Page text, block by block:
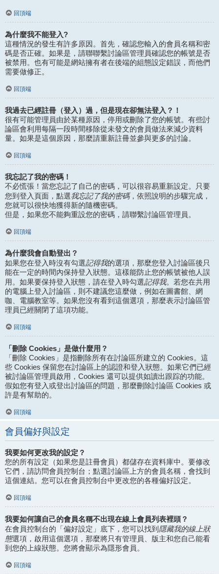
回頂端
為什麼我不能登入?
這種情況的發生有許多原因。首先，確認您輸入的會員名稱和密
碼是否正確。如果是，請聯聯繫討論區管理員確認您的帳號是否
被禁用。也有可能是網站擁有者在後端的組態設定錯誤，而他們
需要做修正。
回頂端
我過去已經註冊（登入）過，但是現在卻無法登入？！
很有可能管理員由於某種原因，停用或刪除了您的帳號。有些討
論區會利用每隔一段時間移除從未發文的會員做法來減少資料
量。如果是這個原因，那麼請重新註冊並參與更多的討論。
回頂端
我忘記了我的密碼！
不必慌張！當您忘記了自己的密碼，可以很容易重新設定。只要
您到登入頁面，點選我忘記了我的密碼，依照說明的步驟完成，
您就可以很快地獲得新的隨機密碼。
但是，如果您不能夠重設您的密碼，請聯繫討論區管理員。
回頂端
為什麼我會自動登出？
如果您在登入時沒有勾選記得我的選項，那麼您登入討論區後只
能在一定的時間內保持登入狀態。這樣能防止您的帳號被他人誤
用。如果要保持登入狀態，請在登入時勾選記得我。若您在共用
的電腦上登入討論區，則不建議您這麼做，例如在圖書館、網
咖、電腦教室等。如果您沒有看到這個選項，那麼表示討論區管
理員已經關閉了這項功能。
回頂端
「刪除 Cookies」是做什麼用？
「刪除 Cookies」是指刪除所有在討論區所建立的 Cookies。這
些 Cookies 保留您在討論區上的認證和登入狀態。如果它們已經
被討論區管理員啟用，Cookies 還可以提供如讀出跟踪的功能。
假如您有登入或登出討論區的問題，那麼刪除討論區 Cookies 或
許是有幫助的。
回頂端
會員偏好與設定
我要如何更改我的設定？
您的所有設定（如果您是註冊會員）都儲存在資料庫中。要修改
它們，請訪問會員控制台；點選討論區上方的會員名稱，會找到
這個連結。您可以在會員控制台中更改您的各種偏好設定。
回頂端
我要如何讓自己的會員名稱不出現在線上會員列表裡頭？
在會員控制台的「偏好設定」底下，您可以找到 隱藏我的線上狀
態選項，啟用這個選項，那麼將只有管理員、版主和您自己能看
到您的上線狀態。您將會顯示為隱形會員。
回頂端